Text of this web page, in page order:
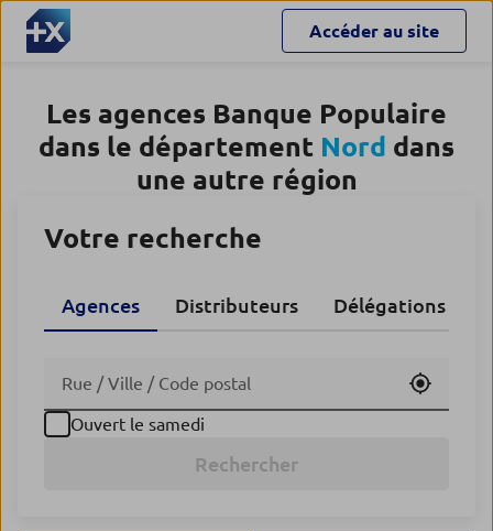
Accéder au site
Les agences Banque Populaire
dans le département Nord dans
une autre région
Votre recherche
Agences Distributeurs Délégations
Utiliser
Ouvert le samedi
Rechercher